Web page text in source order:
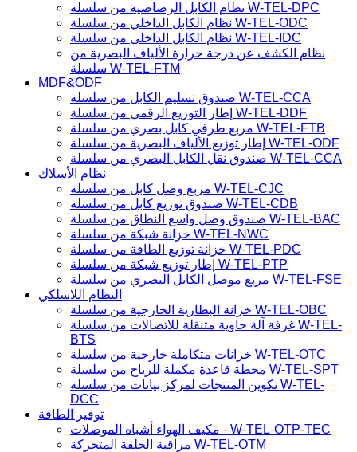
نظام الكابل الرصاصية من سلسلة W-TEL-DPC
نظام الكابل الداخلي من سلسلة W-TEL-ODC
نظام الكابل الداخلي من سلسلة W-TEL-IDC
نظام الكشف عن درجة حرارة الألياف البصرية من
سلسلة W-TEL-FTM
MDF&ODF
صندوق تسليم الكابل من سلسلة W-TEL-CCA
إطار التوزيع الرقمي من سلسلة W-TEL-DDF
مربع طرفي كابل بصري من سلسلة W-TEL-FTB
إطار توزيع الألياف البصرية من سلسلة W-TEL-ODF
صندوق نقل الكابل البصري من سلسلة W-TEL-CCA
نظام الأسلاك
مربع وصل كابل من سلسلة W-TEL-CJC
صندوق توزيع كابل من سلسلة W-TEL-CDB
صندوق وصل واسع النطاق من سلسلة W-TEL-BAC
خزانة شبكة من سلسلة W-TEL-NWC
خزانة توزيع الطاقة من سلسلة W-TEL-PDC
إطار توزيع شبكة من سلسلة W-TEL-PTP
مربع موصل الكابل البصري من سلسلة W-TEL-FSE
النظام اللاسلكي
خزانة البطارية الخارجية من سلسلة W-TEL-OBC
غرفة آلة حاوية متنقلة للاتصالات من سلسلة W-TEL-
BTS
خزانات متكاملة خارجية من سلسلة W-TEL-OTC
محطة قاعدة مكملة للرياح من سلسلة W-TEL-SPT
تكوين المنتجات لمركز بيانات من سلسلة W-TEL-
DCC
توفير الطاقة
مكيف الهواء أشباه الموصلات - W-TEL-OTP-TEC
مراقبة الحلقة المتحركة W-TEL-OTM